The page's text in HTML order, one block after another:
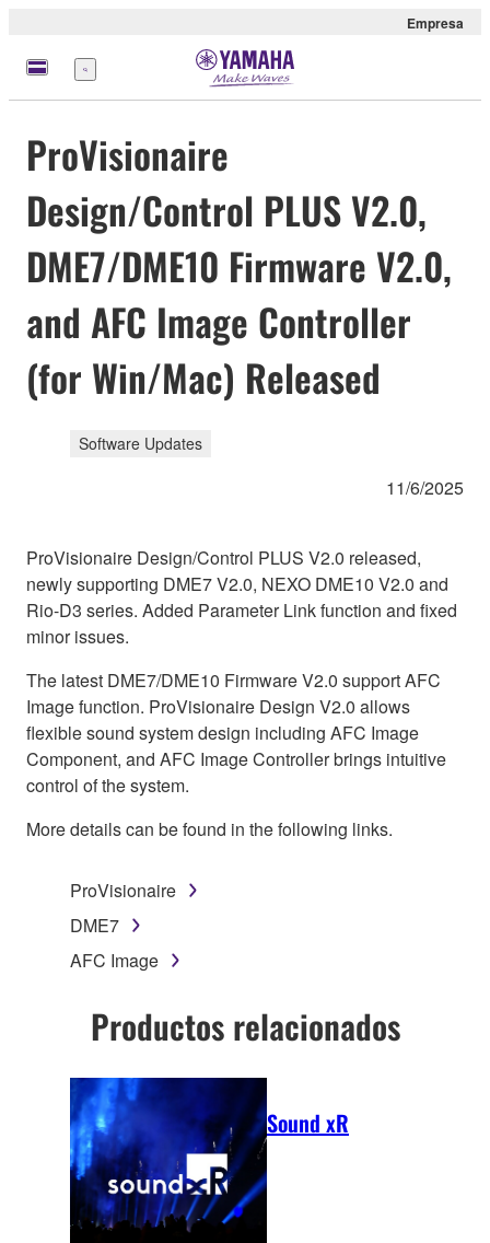
Empresa
Menú
ProVisionaire
Design/Control PLUS V2.0,
DME7/DME10 Firmware V2.0,
and AFC Image Controller
(for Win/Mac) Released
Software Updates
11/6/2025
ProVisionaire Design/Control PLUS V2.0 released,
newly supporting DME7 V2.0, NEXO DME10 V2.0 and
Rio-D3 series. Added Parameter Link function and fixed
minor issues.
The latest DME7/DME10 Firmware V2.0 support AFC
Image function. ProVisionaire Design V2.0 allows
flexible sound system design including AFC Image
Component, and AFC Image Controller brings intuitive
control of the system.
More details can be found in the following links.
ProVisionaire
DME7
AFC Image
Productos relacionados
Sound xR